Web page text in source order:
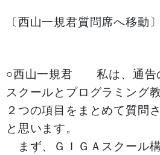
〔西山一規君質問席へ移動〕
○西山一規君 私は、通告
スクールとプログラミング
２つの項目をまとめて質問
と思います。
まず、ＧＩＧＡスクール